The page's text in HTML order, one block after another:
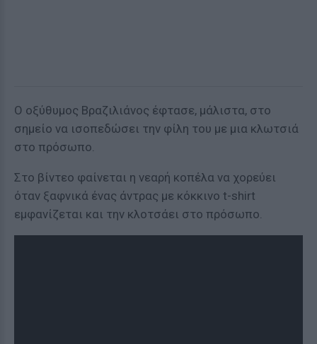
Ο οξύθυμος Βραζιλιάνος έφτασε, μάλιστα, στο
σημείο να ισοπεδώσει την φίλη του με μια κλωτσιά
στο πρόσωπο.
Στο βίντεο φαίνεται η νεαρή κοπέλα να χορεύει
όταν ξαφνικά ένας άντρας με κόκκινο t-shirt
εμφανίζεται και την κλοτσάει στο πρόσωπο.